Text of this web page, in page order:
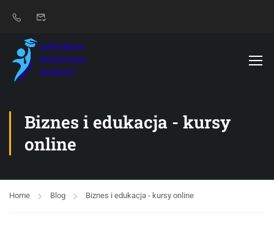
Biznes i edukacja - kursy
online
Home Blog Biznes i edukacja - kursy online